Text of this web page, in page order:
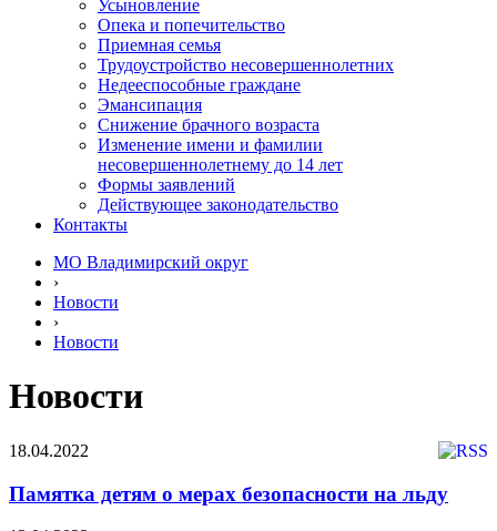
Усыновление
Опека и попечительство
Приемная семья
Трудоустройство несовершеннолетних
Недееспособные граждане
Эмансипация
Снижение брачного возраста
Изменение имени и фамилии
несовершеннолетнему до 14 лет
Формы заявлений
Действующее законодательство
Контакты
МО Владимирский округ
›
Новости
›
Новости
Новости
18.04.2022
Памятка детям о мерах безопасности на льду